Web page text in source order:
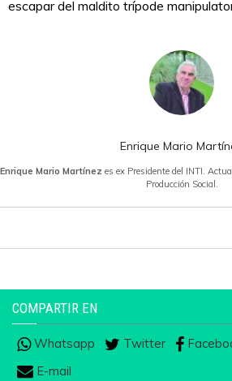
escapar del maldito trípode
Enrique Mario
Enrique Mario Martínez es ex Presidente del INTI.
Producción Social.
COMPARTIR EN
Whatsapp Twitter
E-mail